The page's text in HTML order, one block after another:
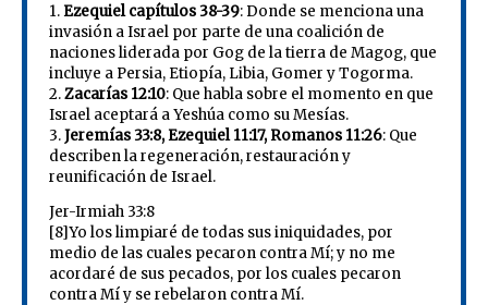
1.Ezequiel capítulos 38-39: Donde se menciona una
invasión a Israel por parte de una coalición de
naciones liderada por Gog de la tierra de Magog, que
incluye a Persia, Etiopía, Libia, Gomer y Togorma.
2.Zacarías 12:10: Que habla sobre el momento en que
Israel aceptará a Yeshúa como su Mesías.
3.Jeremías 33:8, Ezequiel 11:17, Romanos 11:26: Que
describen la regeneración, restauración y
reunificación de Israel.
Jer-Irmiah 33:8
[8]Yo los limpiaré de todas sus iniquidades, por
medio de las cuales pecaron contra Mí; y no me
acordaré de sus pecados, por los cuales pecaron
contra Mí y se rebelaron contra Mí.